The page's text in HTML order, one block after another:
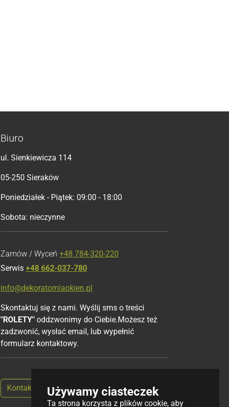
Używamy ciasteczek
Ta strona korzysta z plików cookie, aby
Biuro
ul. Sienkiewicza 114
05-250 Sieraków
Poniedziałek - Piątek: 09:00 - 18:00
Sobota: nieczynne
Zamów / Wyceń +48 784-320-220
Serwis +48 662-037-780
info@dekoratorniaokien.pl
Skontaktuj się z nami. Wyślij sms o treści
"ROLETY" oddzwonimy do Ciebie.Możesz też
zadzwonić, wysłać email, lub wypełnić
formularz kontaktowy.
Kontakt przez formularz